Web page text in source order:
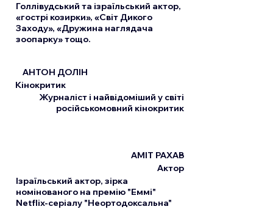
Голлівудський та ізраїльський актор,
«гострі козирки», «Світ Дикого
Заходу», «Дружина наглядача
зоопарку» тощо.
АНТОН ДОЛІН
Кінокритик
Журналіст і найвідоміший у світі
російськомовний кінокритик
АМІТ РАХАВ
Актор
Ізраїльський актор, зірка
номінованого на премію "Еммі"
Netflix-серіалу "Неортодоксальна"